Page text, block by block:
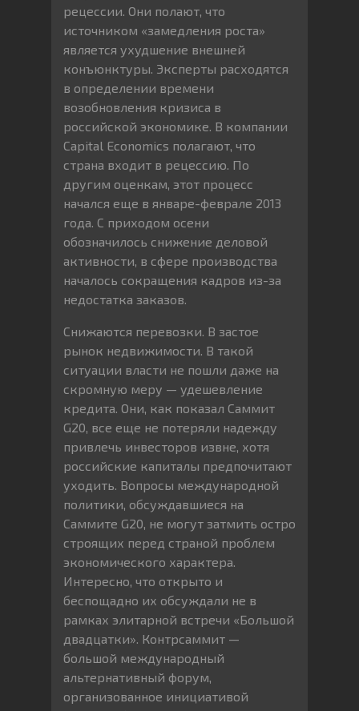
рецессии. Они полают, что
источником «замедления роста»
является ухудшение внешней
конъюнктуры. Эксперты расходятся
в определении времени
возобновления кризиса в
российской экономике. В компании
Capital Economics полагают, что
страна входит в рецессию. По
другим оценкам, этот процесс
начался еще в январе-феврале 2013
года. С приходом осени
обозначилось снижение деловой
активности, в сфере производства
началось сокращения кадров из-за
недостатка заказов.
Снижаются перевозки. В застое
рынок недвижимости. В такой
ситуации власти не пошли даже на
скромную меру — удешевление
кредита. Они, как показал Саммит
G20, все еще не потеряли надежду
привлечь инвесторов извне, хотя
российские капиталы предпочитают
уходить. Вопросы международной
политики, обсуждавшиеся на
Саммите G20, не могут затмить остро
строящих перед страной проблем
экономического характера.
Интересно, что открыто и
беспощадно их обсуждали не в
рамках элитарной встречи «Большой
двадцатки». Контрсаммит —
большой международный
альтернативный форум,
организованное инициативой